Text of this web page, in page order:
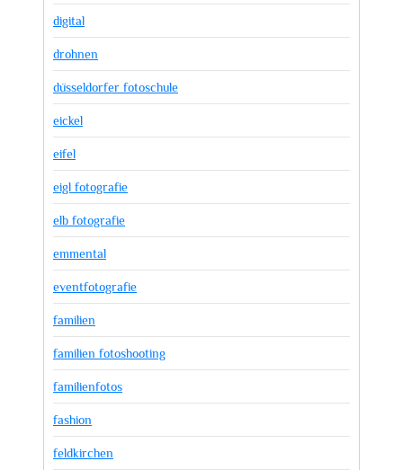
digital
drohnen
düsseldorfer fotoschule
eickel
eifel
eigl fotografie
elb fotografie
emmental
eventfotografie
familien
familien fotoshooting
familienfotos
fashion
feldkirchen